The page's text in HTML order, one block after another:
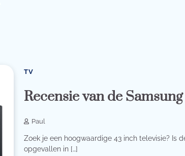
TV
Recensie van de
Paul
Zoek je een hoogwaardige 43 inch televisie? Is
opgevallen in […]